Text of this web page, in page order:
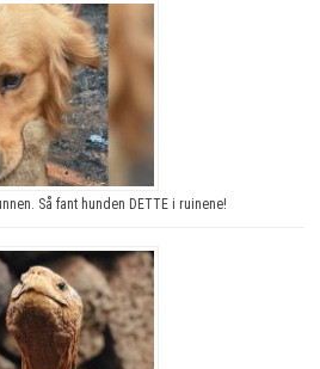
Så fant hunden DETTE i ruinene!